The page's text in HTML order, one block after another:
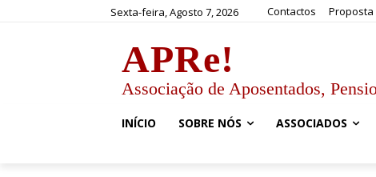
Sexta-feira, Agosto 7, 2026 Contactos Proposta
APRe!
Associação de Aposentados,
INÍCIO SOBRE NÓS ASSOCIADOS